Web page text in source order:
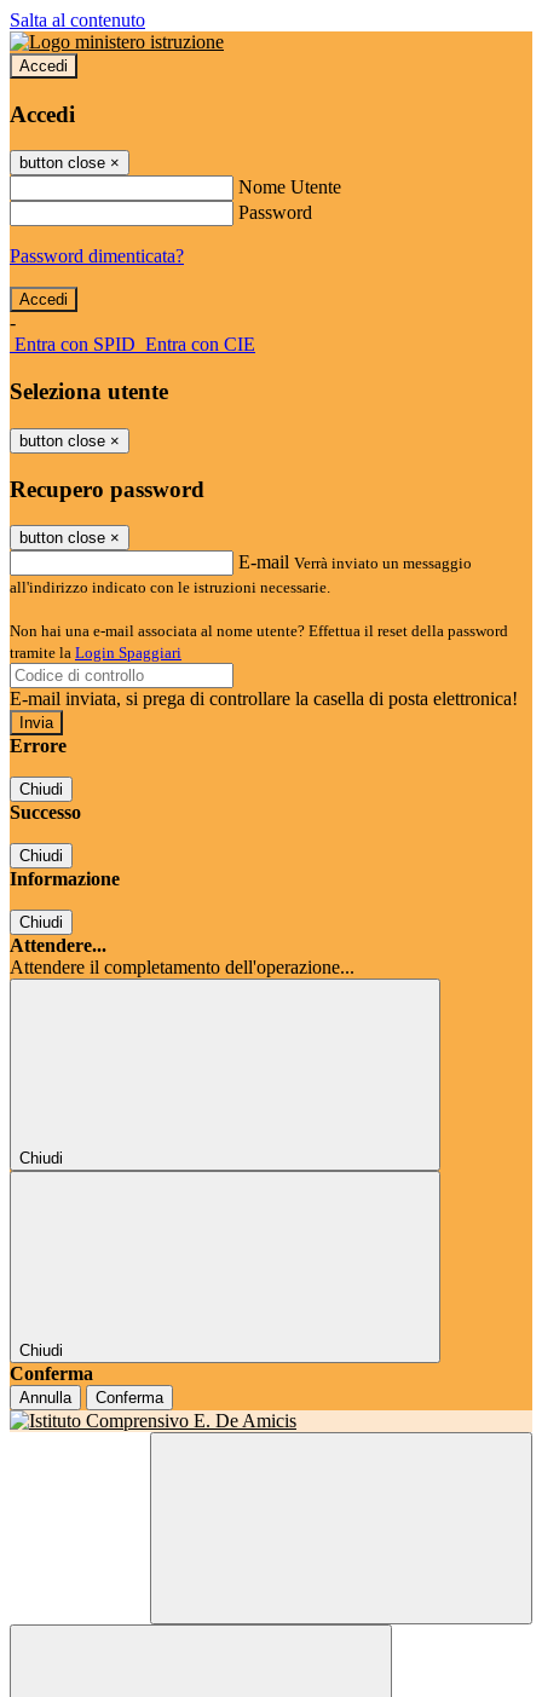
Salta al contenuto
Accedi
Accedi
button close ×
Nome Utente
Password
Password dimenticata?
-
Entra con SPID Entra con CIE
Seleziona utente
button close ×
Recupero password
button close ×
E-mail Verrà inviato un messaggio
all'indirizzo indicato con le istruzioni necessarie.
Non hai una e-mail associata al nome utente? Effettua il reset della password
tramite la Login Spaggiari
E-mail inviata, si prega di controllare la casella di posta elettronica!
Errore
Chiudi
Successo
Chiudi
Informazione
Chiudi
Attendere...
Attendere il completamento dell'operazione...
Chiudi
Chiudi
Conferma
Annulla Conferma